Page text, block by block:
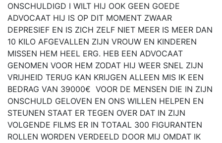
ONSCHULDIGD I WILT HIJ OOK GEEN GOEDE
ADVOCAAT HIJ IS OP DIT MOMENT ZWAAR
DEPRESIEF EN IS ZICH ZELF NIET MEER IS MEER DAN
10 KILO AFGEVALLEN ZIJN VROUW EN KINDEREN
MISSEN HEM HEEL ERG. HEB EEN ADVOCAAT
GENOMEN VOOR HEM ZODAT HIJ WEER SNEL ZIJN
VRIJHEID TERUG KAN KRIJGEN ALLEEN MIS IK EEN
BEDRAG VAN 39000€ VOOR DE MENSEN DIE IN ZIJN
ONSCHULD GELOVEN EN ONS WILLEN HELPEN EN
STEUNEN STAAT ER TEGEN OVER DAT IN ZIJN
VOLGENDE FILMS ER IN TOTAAL 300 FIGURANTEN
ROLLEN WORDEN VERDEELD DOOR MIJ OMDAT IK